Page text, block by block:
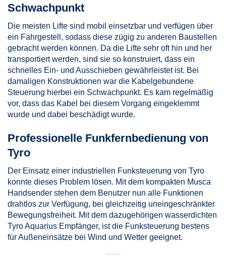
Schwachpunkt
Die meisten Lifte sind mobil einsetzbar und verfügen über
ein Fahrgestell, sodass diese zügig zu anderen Baustellen
gebracht werden können. Da die Lifte sehr oft hin und her
transportiert werden, sind sie so konstruiert, dass ein
schnelles Ein- und Ausschieben gewährleistet ist. Bei
damaligen Konstruktionen war die Kabelgebundene
Steuerung hierbei ein Schwachpunkt. Es kam regelmäßig
vor, dass das Kabel bei diesem Vorgang eingeklemmt
wurde und dabei beschädigt wurde.
Professionelle Funkfernbedienung von
Tyro
Der Einsatz einer industriellen Funksteuerung von Tyro
konnte dieses Problem lösen. Mit dem kompakten Musca
Handsender stehen dem Benutzer nun alle Funktionen
drahtlos zur Verfügung, bei gleichzeitig uneingeschränkter
Bewegungsfreiheit. Mit dem dazugehörigen wasserdichten
Tyro Aquarius Empfänger, ist die Funksteuerung bestens
für Außeneinsätze bei Wind und Wetter geeignet.